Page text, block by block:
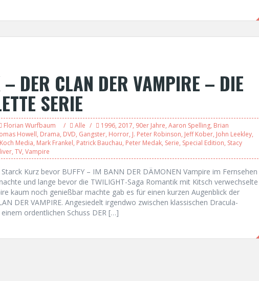
DER CLAN DER VAMPIRE – DIE
SERIE
Florian Wurfbaum Alle 1996, 2017, 90er Jahre, Aaron Spelling, Brian
Howell, Drama, DVD, Gangster, Horror, J. Peter Robinson, Jeff Kober, John Leekley,
Koch Media, Mark Frankel, Patrick Bauchau, Peter Medak, Serie, Special Edition, Stacy
, TV, Vampire
Kurz bevor BUFFY – IM BANN DER DÄMONEN Vampire im Fernsehen
und lange bevor die TWILIGHT-Saga Romantik mit Kitsch verwechselte
kaum noch genießbar machte gab es für einen kurzen Augenblick der
DER VAMPIRE. Angesiedelt irgendwo zwischen klassischen Dracula-
ordentlichen Schuss DER […]